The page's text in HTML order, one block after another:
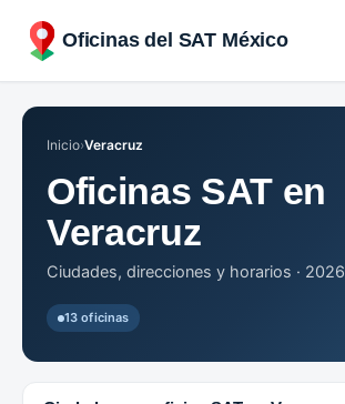
Oficinas del SAT México
Inicio›Veracruz
Oficinas SAT en
Veracruz
Ciudades, direcciones y horarios · 2026
13 oficinas